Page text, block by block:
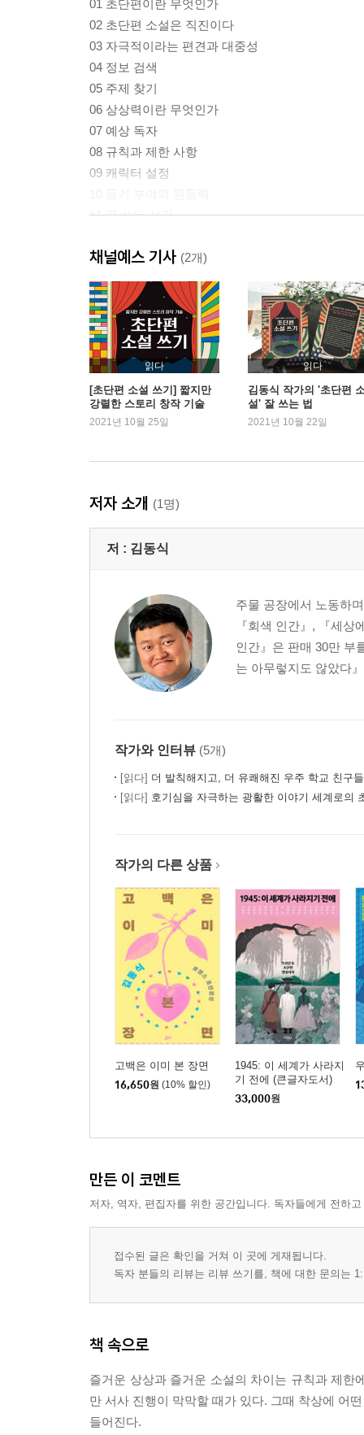
01 초단편이란 무엇인가
02 초단편 소설은 직진이다
03 자극적이라는 편견과 대중성
04 정보 검색
05 주제 찾기
06 상상력이란 무엇인가
07 예상 독자
08 규칙과 제한 사항
09 캐릭터 설정
11 글 쓰는 시간
2장 쓰는 중
01 초단편 쓰기 1단계: 착상하기
02 초단편 쓰기 2단계: 살 붙이기
03 초단편 쓰기 3단계: 결말내기
04 시점
05 첫 문장을 어떻게 쓸까?
06 반전을 효과적으로 숨기는 방법
07 제목 짓는 법
11 감정선
12 대사
13 패턴
16 글 쓰다 막힐 때
17 글이 잘 안 써질 때는?
3장 다 쓴 후
03 초단편을 확장하고 싶을 때
05 퇴고하는 법
06 전문가의 의견이 마음에 들지 않을 때
에필로그: 초단편 쓰기는 재밌다
부록: 작가 TMI
채널예스 기사 (2개)
읽다
[초단편 소설 쓰기] 짧지만
강렬한 스토리 창작 기술
2021년 10월 25일
읽다
김동식 작가의 '초단편
설' 잘 쓰는 법
2021년 10월 22일
저자 소개 (1명)
저 : 김동식
주물 공장에서 노동하
『회색 인간』, 『세
인간』은 판매 30만 부
는 아무렇지도 않았다
작가와 인터뷰 (5개)
[읽다] 더 발칙해지고, 더 유쾌해진 우주 학교 친구들
[읽다] 호기심을 자극하는 광활한 이야기 세계로의
작가의 다른 상품
고백은 이미 본 장면
16,650원 (10% 할인)
1945: 이 세계가 사라지
기 전에 (큰글자도서)
33,000원
만든 이 코멘트
저자, 역자, 편집자를 위한 공간입니다. 독자들에게 전하
접수된 글은 확인을 거쳐 이 곳에 게재됩니다.
독자 분들의 리뷰는 리뷰 쓰기를, 책에 대한 문의는
책 속으로
즐거운 상상과 즐거운 소설의 차이는 규칙과 제
만 서사 진행이 막막할 때가 있다. 그때 착상에 어
들어진다.